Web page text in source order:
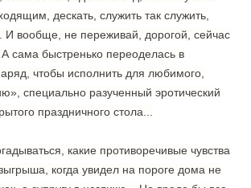
дескать, служить так служить,
И вообще, не переживай, дорогой, сейчас
сама быстренько переоделась в
чтобы исполнить для любимого,
специально разученный эротический
праздничного стола...
какие противоречивые чувства
когда увидел на пороге дома не